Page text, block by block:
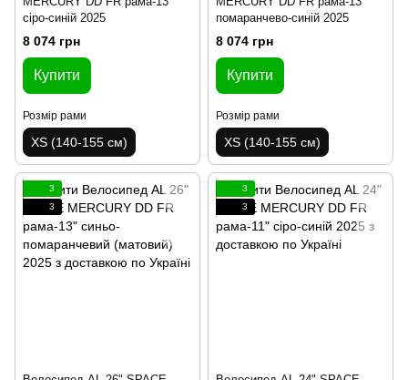
сіро-синій 2025
8 074 грн
Купити
Розмір рами
XS (140-155 см)
помаранчево-синій 2025
8 074 грн
Купити
Розмір рами
XS (140-155 см)
3
3
3
3